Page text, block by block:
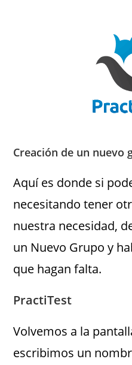
Creación de un nuevo
Aquí es donde si
necesitando tener
nuestra necesidad,
un Nuevo Grupo y
que hagan falta.
PractiTest
Volvemos a la
escribimos un